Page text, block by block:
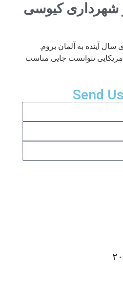
شهرداری کیوسی
سال آینده به آلمان بروم.
نتوانست جایی مناسب
Send
۲۰۰